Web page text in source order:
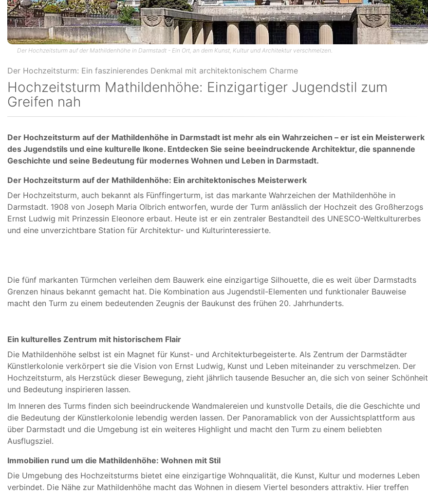
Der Hochzeitsturm auf der Mathildenhöhe in Darmstadt - Ein Ort, an dem Kunst, Kultur und Architektur verschmelzen.
Hochzeitsturm Mathildenhöhe: Einzigartiger Jugendstil zum
Greifen nah
Der Hochzeitsturm auf der Mathildenhöhe in Darmstadt ist mehr als ein Wahrzeichen – er ist ein Meisterwerk
des Jugendstils und eine kulturelle Ikone. Entdecken Sie seine beeindruckende Architektur, die spannende
Geschichte und seine Bedeutung für modernes Wohnen und Leben in Darmstadt.
Der Hochzeitsturm auf der Mathildenhöhe: Ein architektonisches Meisterwerk
Der Hochzeitsturm, auch bekannt als Fünffingerturm, ist das markante Wahrzeichen der Mathildenhöhe in
Darmstadt. 1908 von Joseph Maria Olbrich entworfen, wurde der Turm anlässlich der Hochzeit des Großherzogs
Ernst Ludwig mit Prinzessin Eleonore erbaut. Heute ist er ein zentraler Bestandteil des UNESCO-Weltkulturerbes
und eine unverzichtbare Station für Architektur- und Kulturinteressierte.
Die fünf markanten Türmchen verleihen dem Bauwerk eine einzigartige Silhouette, die es weit über Darmstadts
Grenzen hinaus bekannt gemacht hat. Die Kombination aus Jugendstil-Elementen und funktionaler Bauweise
macht den Turm zu einem bedeutenden Zeugnis der Baukunst des frühen 20. Jahrhunderts.
Ein kulturelles Zentrum mit historischem Flair
Die Mathildenhöhe selbst ist ein Magnet für Kunst- und Architekturbegeisterte. Als Zentrum der Darmstädter
Künstlerkolonie verkörpert sie die Vision von Ernst Ludwig, Kunst und Leben miteinander zu verschmelzen. Der
Hochzeitsturm, als Herzstück dieser Bewegung, zieht jährlich tausende Besucher an, die sich von seiner Schönheit
und Bedeutung inspirieren lassen.
Im Inneren des Turms finden sich beeindruckende Wandmalereien und kunstvolle Details, die die Geschichte und
die Bedeutung der Künstlerkolonie lebendig werden lassen. Der Panoramablick von der Aussichtsplattform aus
über Darmstadt und die Umgebung ist ein weiteres Highlight und macht den Turm zu einem beliebten
Ausflugsziel.
Immobilien rund um die Mathildenhöhe: Wohnen mit Stil
Die Umgebung des Hochzeitsturms bietet eine einzigartige Wohnqualität, die Kunst, Kultur und modernes Leben
verbindet. Die Nähe zur Mathildenhöhe macht das Wohnen in diesem Viertel besonders attraktiv. Hier treffen